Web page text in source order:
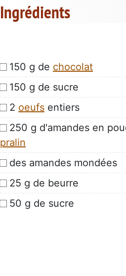
Ingrédients
150 g de chocolat
150 g de sucre
2 oeufs entiers
250 g d'amandes en
pralin
des amandes mondées
25 g de beurre
50 g de sucre